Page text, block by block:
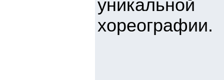
хореографии.